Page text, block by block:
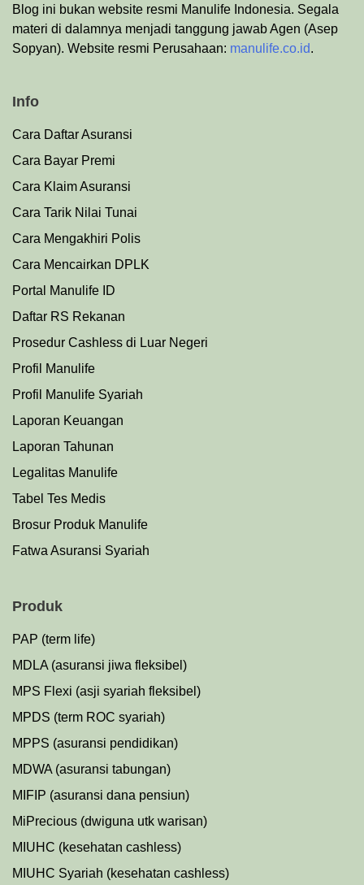
Blog ini bukan website resmi Manulife Indonesia. Segala
materi di dalamnya menjadi tanggung jawab Agen (Asep
Sopyan). Website resmi Perusahaan: manulife.co.id.
Info
Cara Daftar Asuransi
Cara Bayar Premi
Cara Klaim Asuransi
Cara Tarik Nilai Tunai
Cara Mengakhiri Polis
Cara Mencairkan DPLK
Portal Manulife ID
Daftar RS Rekanan
Prosedur Cashless di Luar Negeri
Profil Manulife
Profil Manulife Syariah
Laporan Keuangan
Laporan Tahunan
Legalitas Manulife
Tabel Tes Medis
Brosur Produk Manulife
Fatwa Asuransi Syariah
Produk
PAP (term life)
MDLA (asuransi jiwa fleksibel)
MPS Flexi (asji syariah fleksibel)
MPDS (term ROC syariah)
MPPS (asuransi pendidikan)
MDWA (asuransi tabungan)
MIFIP (asuransi dana pensiun)
MiPrecious (dwiguna utk warisan)
MIUHC (kesehatan cashless)
MIUHC Syariah (kesehatan cashless)